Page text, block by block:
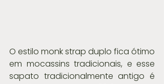
O estilo monk strap duplo fica ótimo
em mocassins tradicionais, e esse
sapato tradicionalmente antigo é